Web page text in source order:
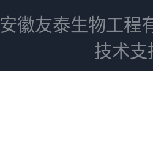
安徽友泰生物工程
技术